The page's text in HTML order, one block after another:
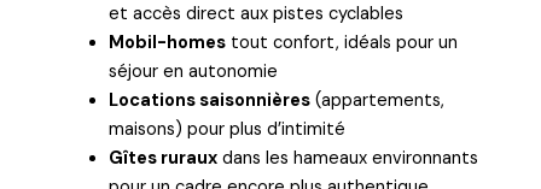
et accès direct aux pistes cyclables
Mobil-homes tout confort, idéals pour un
séjour en autonomie
Locations saisonnières (appartements,
maisons) pour plus d’intimité
Gîtes ruraux dans les hameaux environnants